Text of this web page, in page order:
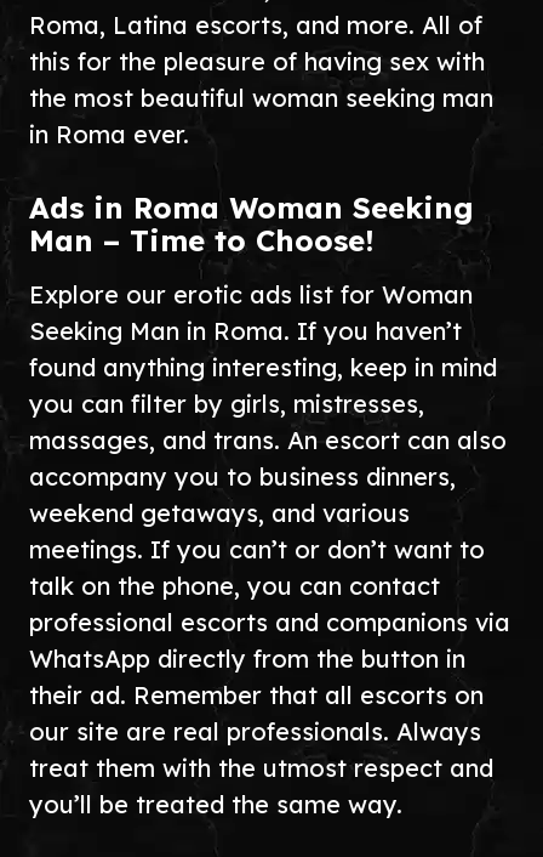
Roma, Latina escorts, and more. All of
this for the pleasure of having sex with
the most beautiful woman seeking man
in Roma ever.
Ads in Roma Woman Seeking
Man – Time to Choose!
Explore our erotic ads list for Woman
Seeking Man in Roma. If you haven’t
found anything interesting, keep in mind
you can filter by girls, mistresses,
massages, and trans. An escort can also
accompany you to business dinners,
weekend getaways, and various
meetings. If you can’t or don’t want to
talk on the phone, you can contact
professional escorts and companions via
WhatsApp directly from the button in
their ad. Remember that all escorts on
our site are real professionals. Always
treat them with the utmost respect and
you’ll be treated the same way.